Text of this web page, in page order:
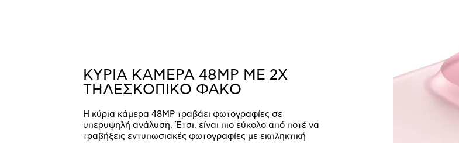
ΚΥΡΙΑ ΚΑΜΕΡΑ 48MP ΜΕ 2Χ
TΗΛΕΣΚΟΠΙΚΟ ΦΑΚΟ
Η κύρια κάμερα 48MP τραβάει φωτογραφίες σε
υπερυψηλή ανάλυση. Έτσι, είναι πιο εύκολο από ποτέ να
τραβήξεις εντυπωσιακές φωτογραφίες με εκπληκτική